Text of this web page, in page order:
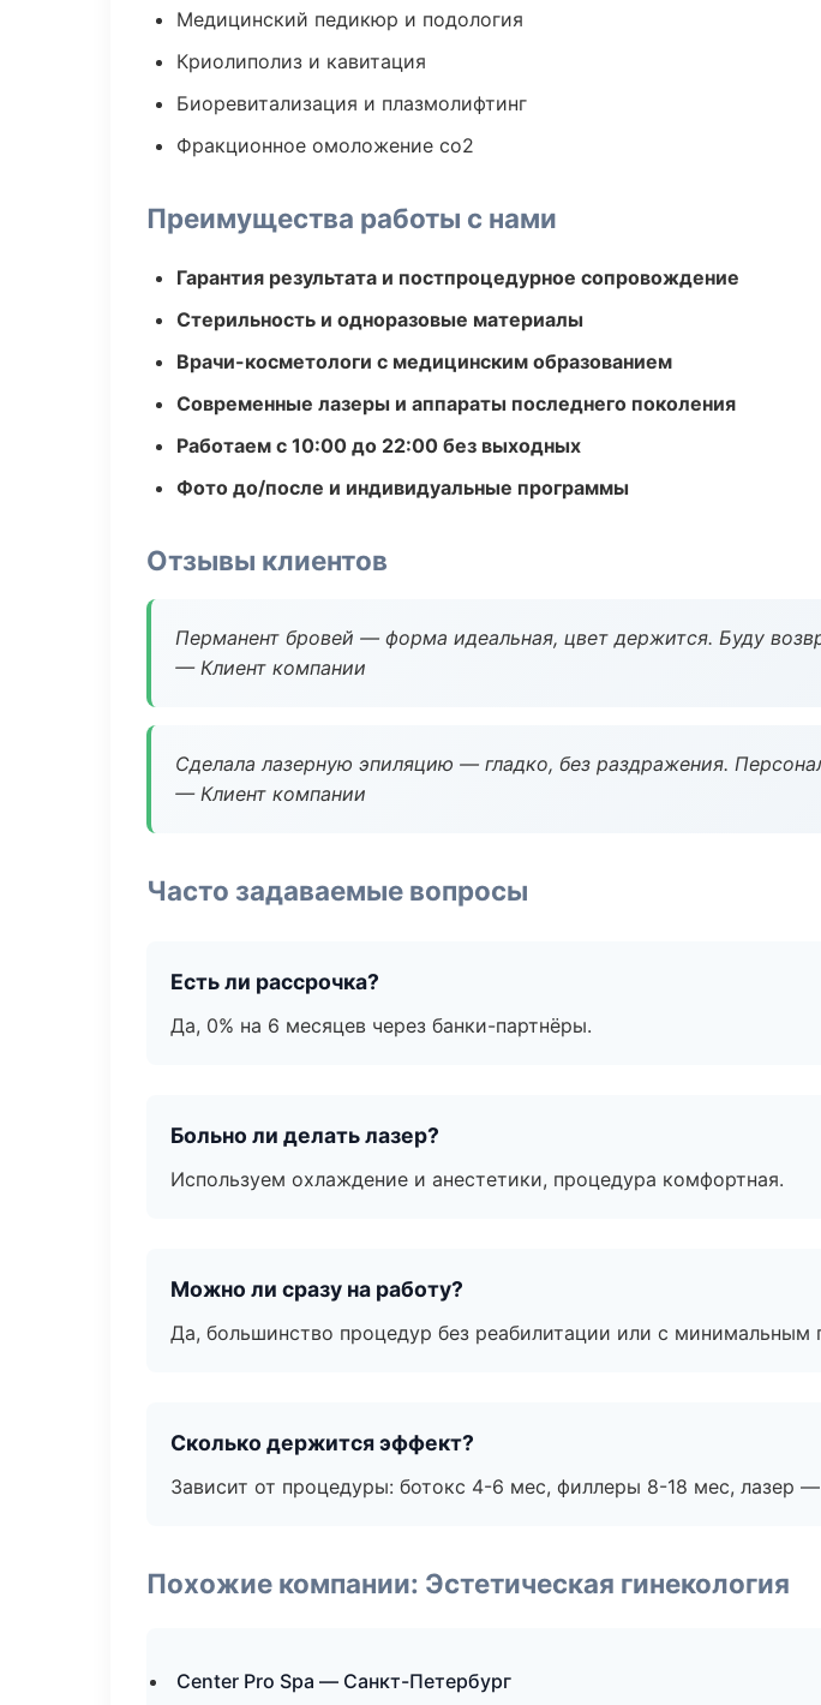
Медицинский педикюр и подология
Криолиполиз и кавитация
Биоревитализация и плазмолифтинг
Фракционное омоложение co2
Преимущества работы с нами
Гарантия результата и постпроцедурное сопровождение
Стерильность и одноразовые материалы
Врачи-косметологи с медицинским образованием
Современные лазеры и аппараты последнего поколения
Работаем с 10:00 до 22:00 без выходных
Фото до/после и индивидуальные программы
Отзывы клиентов
Перманент бровей — форма идеальная, цвет держится. Буду
— Клиент компании
Сделала лазерную эпиляцию — гладко, без раздражения.
— Клиент компании
Часто задаваемые вопросы
Есть ли рассрочка?
Да, 0% на 6 месяцев через банки-партнёры.
Больно ли делать лазер?
Используем охлаждение и анестетики, процедура комфортная.
Можно ли сразу на работу?
Да, большинство процедур без реабилитации или с минимальным
Сколько держится эффект?
Зависит от процедуры: ботокс 4-6 мес, филлеры 8-18 мес, лазер
Похожие компании: Эстетическая гинекология
Center Pro Spa — Санкт-Петербург